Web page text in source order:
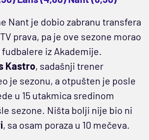
Nant je dobio zabranu transfera
prava, pa je ove sezone morao
iz Akademije.
Kastro, sadašnji trener
je sezonu, a otpušten je posle
u 15 utakmica sredinom
sezone. Ništa bolji nije bio ni
, sa osam poraza u 10 mečeva.